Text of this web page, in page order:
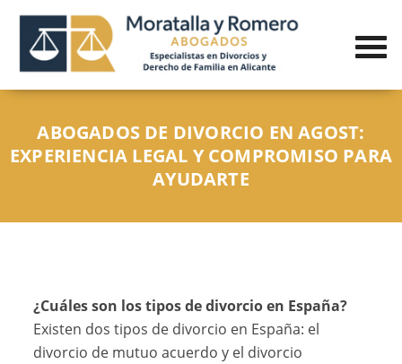
ABOGADOS DE DIVORCIO EN AGOST:
EXPERIENCIA LEGAL Y COMPROMISO PARA
AYUDARTE
¿Cuáles son los tipos de divorcio en España?
Existen dos tipos de divorcio en España: el
divorcio de mutuo acuerdo y el divorcio